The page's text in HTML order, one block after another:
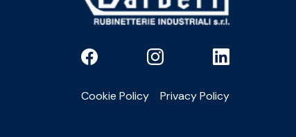
Cookie Policy Privacy Policy